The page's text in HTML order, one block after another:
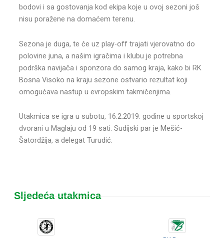
bodovi i sa gostovanja kod ekipa koje u ovoj sezoni još
nisu poražene na domaćem terenu.
Sezona je duga, te će uz play-off trajati vjerovatno do
polovine juna, a našim igračima i klubu je potrebna
podrška navijača i sponzora do samog kraja, kako bi RK
Bosna Visoko na kraju sezone ostvario rezultat koji
omogućava nastup u evropskim takmičenjima.
Utakmica se igra u subotu, 16.2.2019. godine u sportskoj
dvorani u Maglaju od 19 sati. Sudijski par je Mešić-
Šatordžija, a delegat Turudić.
Sljedeća utakmica